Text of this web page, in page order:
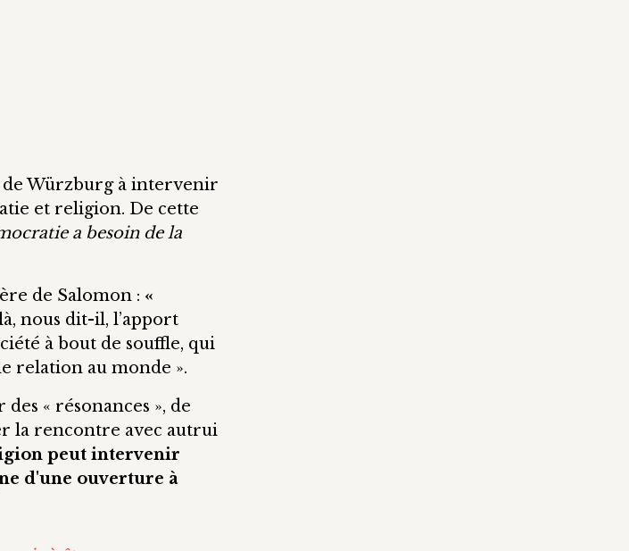
de Würzburg à intervenir
et religion. De cette
a besoin de la
de Salomon : «
nous dit-il, l’apport
à bout de souffle, qui
relation au monde ».
« résonances », de
la rencontre avec autrui
peut intervenir
d'une ouverture à